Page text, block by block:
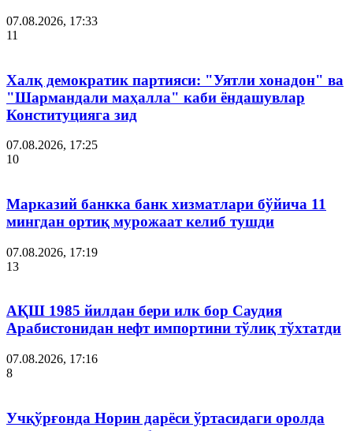
07.08.2026, 17:33
11
Халқ демократик партияси: "Уятли хонадон" ва
"Шармандали маҳалла" каби ёндашувлар
Конституцияга зид
07.08.2026, 17:25
10
Марказий банкка банк хизматлари бўйича 11
мингдан ортиқ мурожаат келиб тушди
07.08.2026, 17:19
13
АҚШ 1985 йилдан бери илк бор Саудия
Арабистонидан нефт импортини тўлиқ тўхтатди
07.08.2026, 17:16
8
Учқўрғонда Норин дарёси ўртасидаги оролда